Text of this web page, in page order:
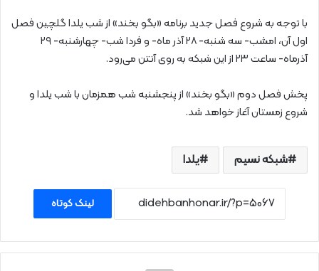
با توجه به شروع فصل جدید برنامه «بگو بخند» از شب یلدا گلچین فصل
اول آن، امشب- سه شنبه- ۲۸ آذر ماه- و فردا شب- چهارشنبه- ۲۹
آذرماه- ساعت ۲۳ از این شبکه به روی آنتن می‌رود.
پخش فصل دوم «بگو بخند» از پنجشنبه شب همزمان با شب یلدا و
شروع زمستان آغاز خواهد شد.
شبکه نسیم یلدا
لینک کوتاه